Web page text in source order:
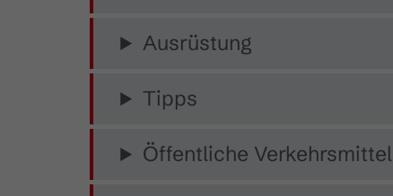
Ausrüstung
Tipps
Öffentliche Verkehrsmittel